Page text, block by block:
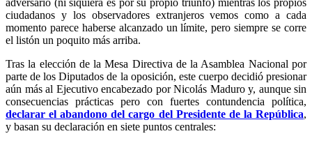
ciudadanos y los observadores extranjeros vemos como a cada
momento parece haberse alcanzado un límite, pero siempre se corre
el listón un poquito más arriba.
Tras la elección de la Mesa Directiva de la Asamblea Nacional por
parte de los Diputados de la oposición, este cuerpo decidió presionar
aún más al Ejecutivo encabezado por Nicolás Maduro y, aunque sin
consecuencias prácticas pero con fuertes contundencia política,
declarar el abandono del cargo del Presidente de la República,
y basan su declaración en siete puntos centrales: